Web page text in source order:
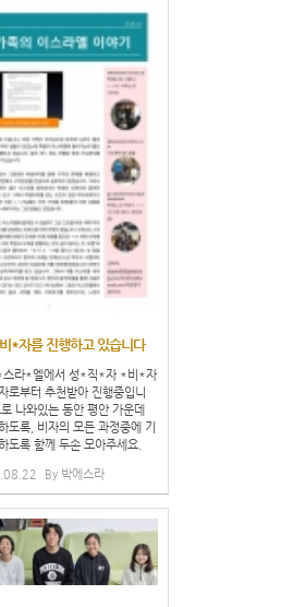
*자를 진행하고 있습니다
라*엘에서 성*직*자 *비*자
로부터 추천받아 진행중입니
나와있는 동안 평안 가운데
도록, 비자의 모든 과정중에 기
도록 함께 두손 모아주세요.
By 박에스라